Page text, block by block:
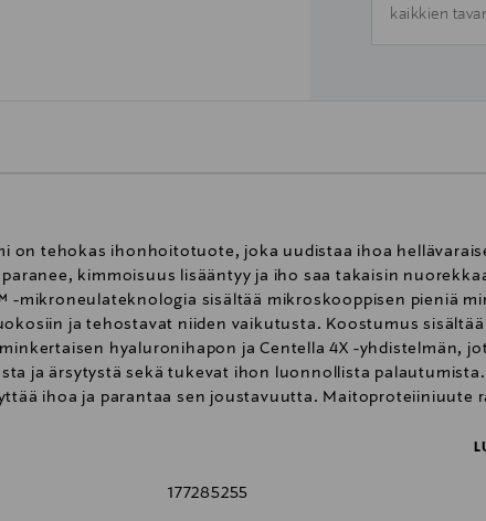
kaikkien
on tehokas ihonhoitotuote, joka uudistaa ihoa
kimmoisuus lisääntyy ja iho saa takaisin
mikroneulateknologia sisältää mikroskooppisen pieniä
ja tehostavat niiden vaikutusta. Koostumus
hyaluronihapon ja Centella 4X -yhdistelmän,
ja ärsytystä sekä tukevat ihon luonnollista
ihoa ja parantaa sen joustavuutta. Maitoproteiiniuute
iholle. Käyttöohje: Puhdistuksen jälkeen levitä
imeytymisestä ja ravinteiden kulkeutumisesta ihoon.
177285255